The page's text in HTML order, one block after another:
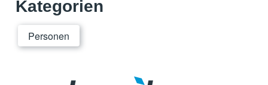
Kategorien
Personen